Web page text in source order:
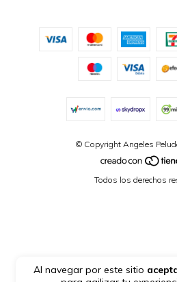
Al navegar por este sitio
© Copyright Angeles
Todos los derechos